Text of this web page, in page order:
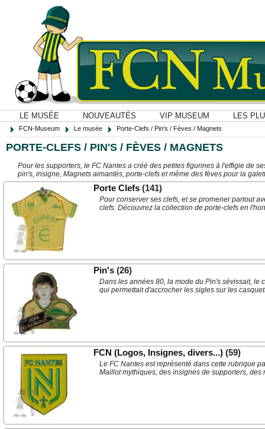
LE MUSÉE NOUVEAUTÉS VIP MUSEUM LES
FCN-Museum Le musée Porte-Clefs / Pin's / Fèves / Magnets
PORTE-CLEFS / PIN'S / FÈVES / MAGNETS
Pour les supporters, le FC Nantes a créé des petites figurines à l'effigie de
pin's, insigne, Magnets aimantés, porte-clefs et même des fèves pour la
Porte Clefs (141)
Pour conserver ses clefs, et se promener partout
clefs. Découvrez la collection de porte-clefs en
Pin's (26)
Dans les années 80, la mode du Pin's sévissait, le
qui permettait d'accrocher les sigles sur les
FCN (Logos, Insignes, divers...) (59)
Le FC Nantes est représenté dans cette rubrique
Maillot mythiques, des insignes de supporters, des